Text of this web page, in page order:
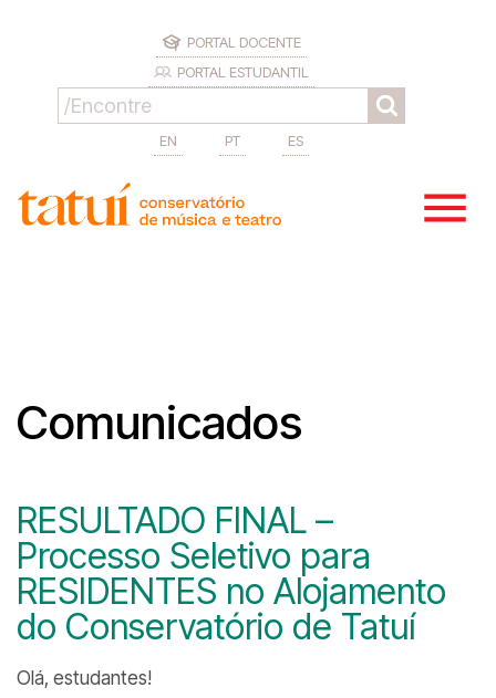
PORTAL DOCENTE
PORTAL ESTUDANTIL
EN PT ES
Comunicados
RESULTADO FINAL –
Processo Seletivo para
RESIDENTES no Alojamento
do Conservatório de Tatuí
Olá, estudantes!